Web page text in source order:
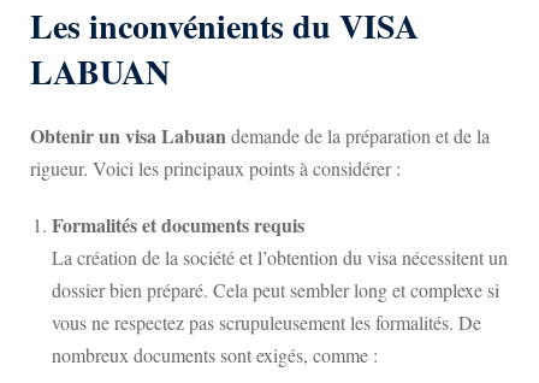
Les inconvénients du VISA
LABUAN
Obtenir un visa Labuandemande de la préparation et de la
rigueur. Voici les principaux points à considérer :
Formalités et documents requis
La création de la société et l’obtention du visa nécessitent un
dossier bien préparé. Cela peut sembler long et complexe si
vous ne respectez pas scrupuleusement les formalités. De
nombreux documents sont exigés, comme :